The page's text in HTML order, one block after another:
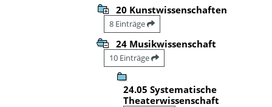
20 Kunstwissenschaften
8 Einträge
24 Musikwissenschaft
10 Einträge
24.05 Systematische
Theaterwissenschaft